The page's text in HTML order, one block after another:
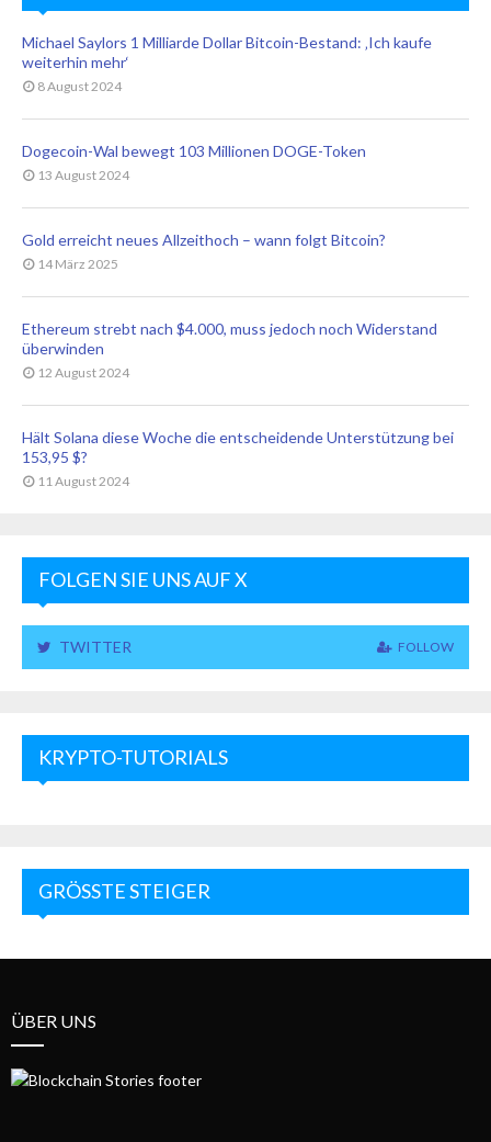
Michael Saylors 1 Milliarde Dollar Bitcoin-Bestand: ‚Ich kaufe
weiterhin mehr‘
8 August 2024
Dogecoin-Wal bewegt 103 Millionen DOGE-Token
13 August 2024
Gold erreicht neues Allzeithoch – wann folgt Bitcoin?
14 März 2025
Ethereum strebt nach $4.000, muss jedoch noch Widerstand
überwinden
12 August 2024
Hält Solana diese Woche die entscheidende Unterstützung bei
153,95 $?
11 August 2024
FOLGEN SIE UNS AUF X
TWITTER FOLLOW
KRYPTO-TUTORIALS
GRÖSSTE STEIGER
ÜBER UNS